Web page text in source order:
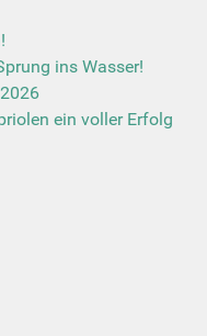
ins Wasser!
ein voller Erfolg